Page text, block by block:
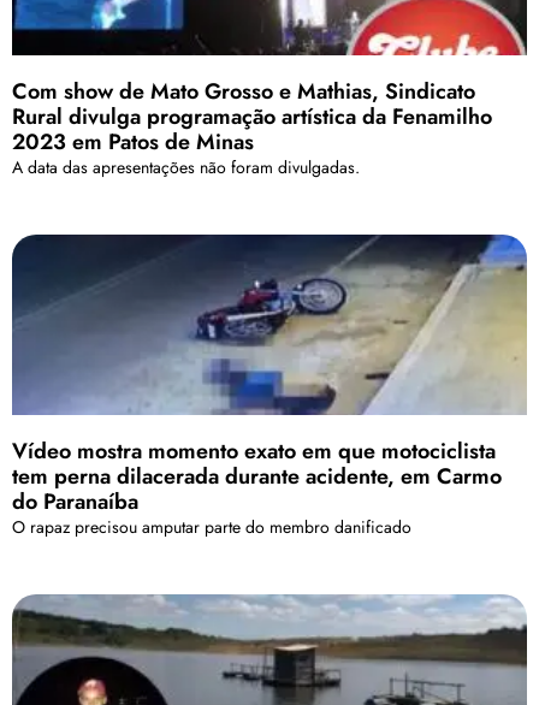
Com show de Mato Grosso e Mathias, Sindicato
Rural divulga programação artística da Fenamilho
2023 em Patos de Minas
A data das apresentações não foram divulgadas.
Vídeo mostra momento exato em que motociclista
tem perna dilacerada durante acidente, em Carmo
do Paranaíba
O rapaz precisou amputar parte do membro danificado